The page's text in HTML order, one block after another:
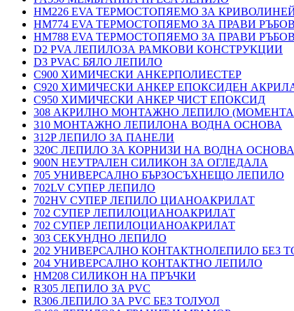
HM226 EVA ТЕРМОСТОПЯЕМО ЗА
HM774 EVA ТЕРМОСТОПЯЕМО ЗА ПРАВИ
HM788 EVA ТЕРМОСТОПЯЕМО ЗА ПРАВИ
D2 PVA ЛЕПИЛОЗА РАМКОВИ КОНСТРУКЦИИ
D3 PVAC БЯЛО ЛЕПИЛО
C900 ХИМИЧЕСКИ АНКЕРПОЛИЕСТЕP
C920 ХИМИЧЕСКИ АНКЕР ЕПОКСИДЕН
C950 ХИМИЧЕСКИ АНКЕР ЧИСТ ЕПОКСИД
308 АКРИЛНО МОНТАЖНО ЛЕПИЛО
310 МОНТАЖНО ЛЕПИЛОНА ВОДНА ОСНОВА
312P ЛЕПИЛО ЗА ПАНЕЛИ
320C ЛЕПИЛО ЗА КОРНИЗИ НА ВОДНА ОСНОВА
900N НЕУТРАЛЕН СИЛИКОН ЗА ОГЛЕДАЛА
705 УНИВЕРСАЛНО БЪРЗОСЪХНЕЩО ЛЕПИЛО
702LV СУПЕР ЛЕПИЛО
702HV СУПЕР ЛЕПИЛО ЦИАНОАКРИЛАТ
702 СУПЕР ЛЕПИЛОЦИАНОАКРИЛАТ
702 СУПЕР ЛЕПИЛОЦИАНОАКРИЛАТ
303 СЕКУНДНО ЛЕПИЛО
202 УНИВЕРСАЛНО КОНТАКТНОЛЕПИЛО БЕЗ
204 УНИВЕРСАЛНО КОНТАКТНО ЛЕПИЛО
HM208 СИЛИКОН НА ПРЪЧКИ
R305 ЛЕПИЛО ЗА PVC
R306 ЛЕПИЛО ЗА PVC БЕЗ ТОЛУОЛ